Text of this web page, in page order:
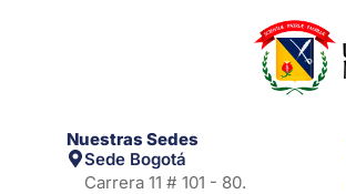
Nuestras Sedes
Sede Bogotá
Carrera 11 # 101 - 80.